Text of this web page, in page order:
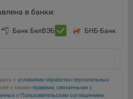
cookie-файлов не позволит
пользователей Сайта, в том
работы Сайта
пользователей
определять предпочтения
в банки:
Банк БелВЭБ БНБ-Банк
с условиями обработки персональных
с моими правами, связанными с
и Пользовательским соглашением: